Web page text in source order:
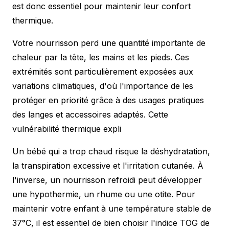
est donc essentiel pour maintenir leur confort
thermique.
Votre nourrisson perd une quantité importante de
chaleur par la tête, les mains et les pieds. Ces
extrémités sont particulièrement exposées aux
variations climatiques, d'où l'importance de les
protéger en priorité grâce à des usages pratiques
des langes et accessoires adaptés. Cette
vulnérabilité thermique expli
Un bébé qui a trop chaud risque la déshydratation,
la transpiration excessive et l'irritation cutanée. À
l'inverse, un nourrisson refroidi peut développer
une hypothermie, un rhume ou une otite. Pour
maintenir votre enfant à une température stable de
37°C, il est essentiel de bien choisir l'indice TOG de